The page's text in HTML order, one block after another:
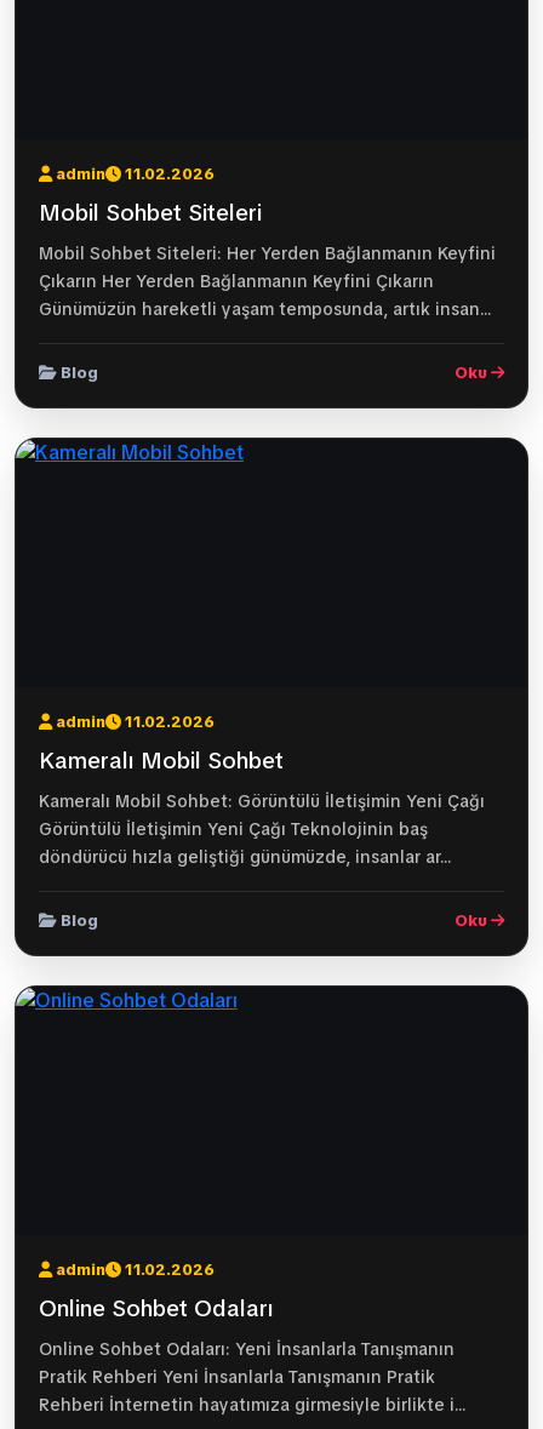
admin 11.02.2026
Mobil Sohbet Siteleri
Mobil Sohbet Siteleri: Her Yerden Bağlanmanın Keyfini
Çıkarın Her Yerden Bağlanmanın Keyfini Çıkarın
Günümüzün hareketli yaşam temposunda, artık insan...
Blog Oku
admin 11.02.2026
Kameralı Mobil Sohbet
Kameralı Mobil Sohbet: Görüntülü İletişimin Yeni Çağı
Görüntülü İletişimin Yeni Çağı Teknolojinin baş
döndürücü hızla geliştiği günümüzde, insanlar ar...
Blog Oku
admin 11.02.2026
Online Sohbet Odaları
Online Sohbet Odaları: Yeni İnsanlarla Tanışmanın
Pratik Rehberi Yeni İnsanlarla Tanışmanın Pratik
Rehberi İnternetin hayatımıza girmesiyle birlikte i...